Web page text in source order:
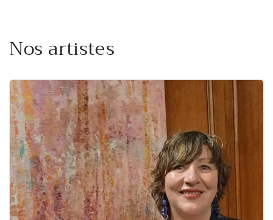
Nos artistes